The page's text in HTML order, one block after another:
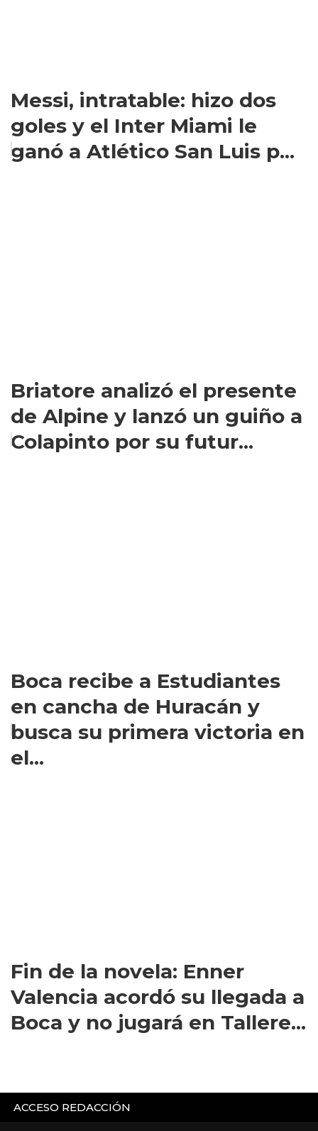
Messi, intratable: hizo dos
goles y el Inter Miami le
ganó a Atlético San Luis p...
Briatore analizó el presente
de Alpine y lanzó un guiño a
Colapinto por su futur...
Boca recibe a Estudiantes
en cancha de Huracán y
busca su primera victoria en
el...
Fin de la novela: Enner
Valencia acordó su llegada a
Boca y no jugará en Tallere...
ACCESO REDACCIÓN